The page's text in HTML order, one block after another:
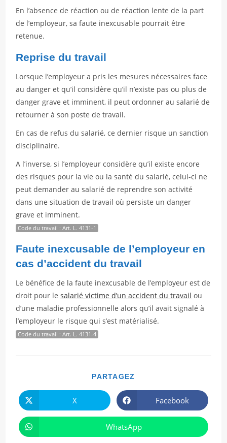
En l’absence de réaction ou de réaction lente de la part
de l’employeur, sa faute inexcusable pourrait être
retenue.
Reprise du travail
Lorsque l’employeur a pris les mesures nécessaires face
au danger et qu’il considère qu’il n’existe pas ou plus de
danger grave et imminent, il peut ordonner au salarié de
retourner à son poste de travail.
En cas de refus du salarié, ce dernier risque un sanction
disciplinaire.
A l’inverse, si l’employeur considère qu’il existe encore
des risques pour la vie ou la santé du salarié, celui-ci ne
peut demander au salarié de reprendre son activité
dans une situation de travail où persiste un danger
grave et imminent.
Code du travail : Art. L. 4131-1
Faute inexcusable de l’employeur en
cas d’accident du travail
Le bénéfice de la faute inexcusable de l’employeur est de
droit pour lesalarié victime d’un accident du travail ou
d’une maladie professionnelle alors qu’il avait signalé à
l’employeur le risque qui s’est matérialisé.
Code du travail : Art. L. 4131-4
PARTAGEZ
CONTENU
Ouvrir
dans
une
X Ouvrir
dans
une
Facebook
Ouvrir
dans
WhatsApp